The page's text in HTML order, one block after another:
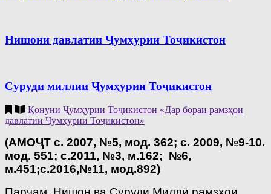
Нишони давлатии Ҷумҳурии Тоҷикистон
Суруди миллии Ҷумҳурии Тоҷикистон
Қонуни Ҷумҳурии Тоҷикистон «Дар бораи рамзҳои
давлатии Ҷумҳурии Тоҷикистон»
(АМОҶТ с. 2007, №5, мод. 362; с. 2009, №9-10.
мод. 551; с.2011, №3, м.162; №6,
м.451;с.2016,№11, мод.892)